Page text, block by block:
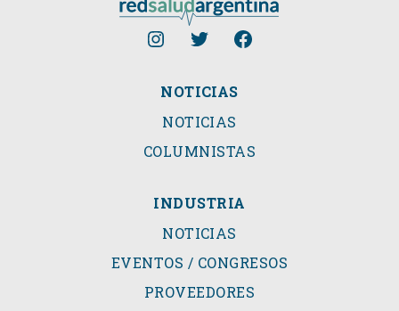
NOTICIAS
NOTICIAS
COLUMNISTAS
INDUSTRIA
NOTICIAS
EVENTOS / CONGRESOS
PROVEEDORES